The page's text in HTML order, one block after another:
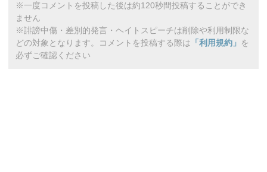
※一度コメントを投稿した後は約120秒間投稿することができ
ません
※誹謗中傷・差別的発言・ヘイトスピーチは削除や利用制限な
どの対象となります。コメントを投稿する際は 「利用規約」 を
必ずご確認ください